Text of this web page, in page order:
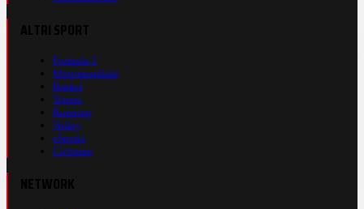
Formula 1
Motomondiale
Basket
Tennis
Running
Volley
eSports
Ciclismo